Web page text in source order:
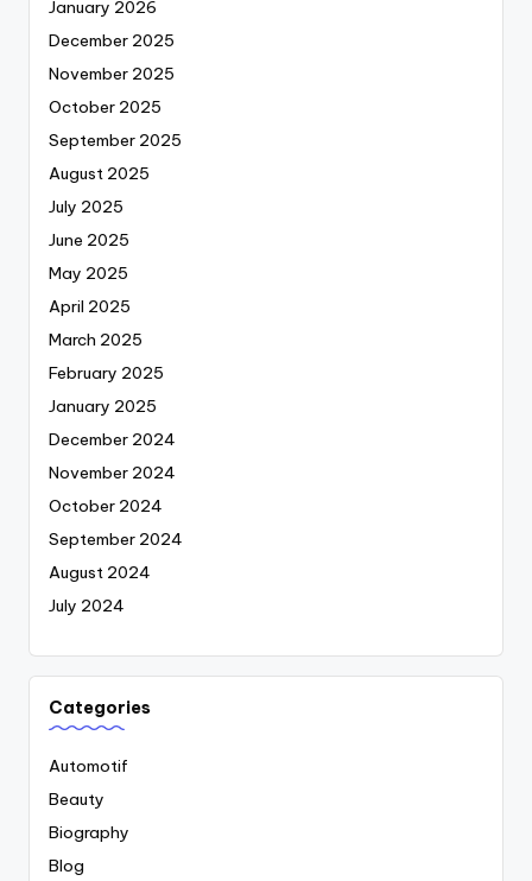
January 2026
December 2025
November 2025
October 2025
September 2025
August 2025
July 2025
June 2025
May 2025
April 2025
March 2025
February 2025
January 2025
December 2024
November 2024
October 2024
September 2024
August 2024
July 2024
Categories
Automotif
Beauty
Biography
Blog